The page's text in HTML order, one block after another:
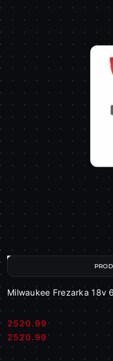
Milwaukee Frezarka
Cena:
2520.99
Cena:
2520.99